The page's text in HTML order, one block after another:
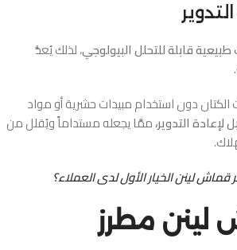
طبيعية قابلة للتحلل البيولوجي، لذلك يُعدُّ
الكتان دون استخدام مبيدات حشرية أو مواد
لإعادة التدوير،ممَّا يجعله مستداماً ويُقلل من
قماش لينن الخيار الأول لدى العملاء؟
لينن مطرز